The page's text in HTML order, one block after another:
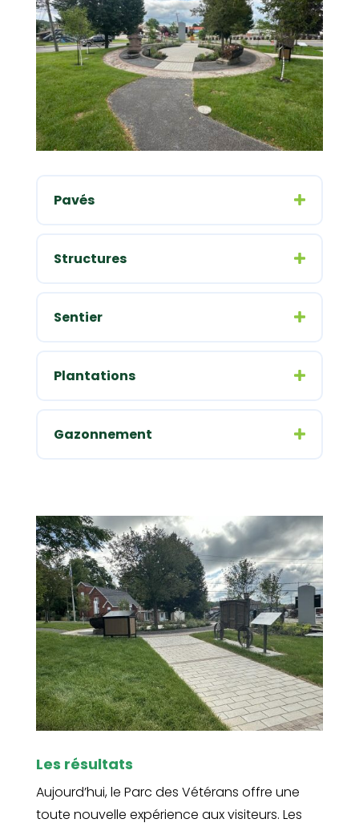
Pavés
Structures
Sentier
Plantations
Gazonnement
Les résultats
Aujourd’hui, le Parc des Vétérans offre une
toute nouvelle expérience aux visiteurs. Les